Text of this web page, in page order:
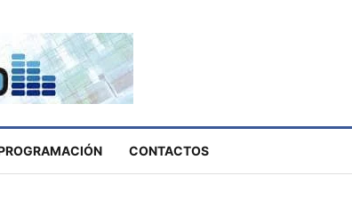
CONTACTOS